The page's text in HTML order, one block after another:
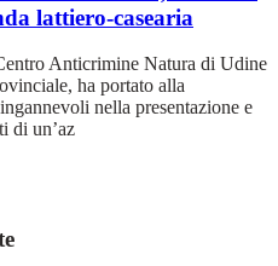
lattiero-casearia
Anticrimine Natura di Udine
ha portato alla
nella presentazione e
di un’az